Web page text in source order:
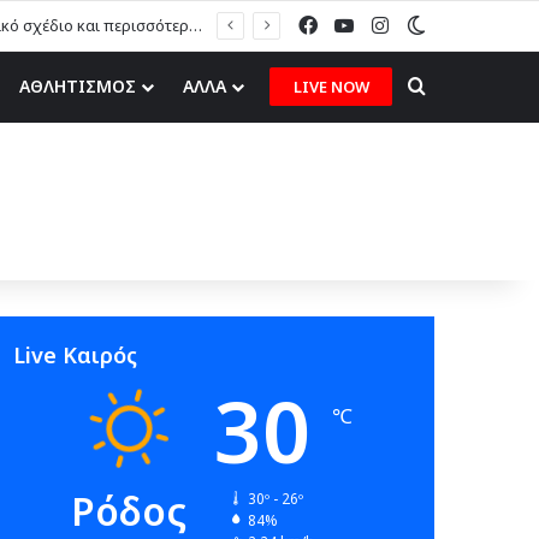
Η. Καραβόλιας στον topfm: «Το ερασιτεχνικό ποδόσφαιρο χρειάζεται στρατηγικό σχέδιο και περισσότερες ευκαιρίες για τα δικά μας παιδιά» (ηχητικό) FacebookYouTubeInstagram
ΑΘΛΗΤΙΣΜΟΣ ΑΛΛΑ LIVE NOW Search for
Live Καιρός
Ρόδος
30 ℃
30º - 26º
84%